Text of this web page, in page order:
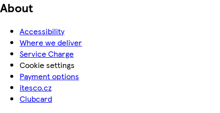
About
Accessibility
Where we deliver
Service Charge
Cookie settings
Payment options
itesco.cz
Clubcard